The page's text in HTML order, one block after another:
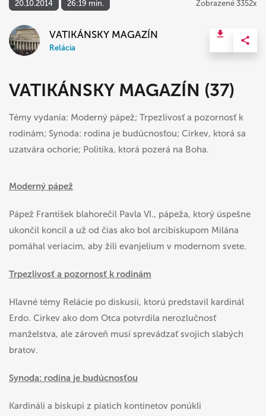
20.10.2014 26:19 min. Zobrazené 3352x
VATIKÁNSKY MAGAZÍN
Relácia
VATIKÁNSKY MAGAZÍN (37)
Témy vydania: Moderný pápež; Trpezlivosť a pozornosť k
rodinám; Synoda: rodina je budúcnosťou; Cirkev, ktorá sa
uzatvára ochorie; Politika, ktorá pozerá na Boha.
Moderný pápež
Pápež František blahorečil Pavla VI., pápeža, ktorý úspešne
ukončil koncil a už od čias ako bol arcibiskupom Milána
pomáhal veriacim, aby žili evanjelium v modernom svete.
Trpezlivosť a pozornosť k rodinám
Hlavné témy Relácie po diskusii, ktorú predstavil kardinál
Erdo. Cirkev ako dom Otca potvrdila nerozlučnosť
manželstva, ale zároveň musí sprevádzať svojich slabých
bratov.
Synoda: rodina je budúcnosťou
Kardináli a biskupi z piatich kontinetov ponúkli